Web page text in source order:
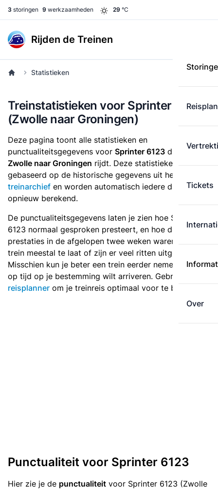
3 storingen 9 werkzaamheden 29 °C
Rijden de Treinen
Tickets
Over
Statistieken
Treinstatistieken voor Sprinter 6123
(Zwolle naar Groningen)
Deze pagina toont alle statistieken en
punctualiteitsgegevens voor Sprinter 6123 die
van
Zwolle naar Groningen rijdt. Deze statistieken zijn
gebaseerd op de historische gegevens uit het
treinarchief en worden automatisch iedere dag
opnieuw berekend.
De punctualiteitsgegevens laten je zien hoe Sprinter
6123 normaal gesproken presteert, en hoe de
prestaties in de afgelopen twee weken waren. Is deze
trein meestal te laat of zijn er veel ritten uitgevallen?
Misschien kun je beter een trein eerder nemen als je
op tijd op je bestemming wilt arriveren. Gebruik de
reisplanner om je treinreis optimaal voor te bereiden.
Punctualiteit voor Sprinter 6123
Hier zie je de punctualiteit voor Sprinter 6123 (Zwolle